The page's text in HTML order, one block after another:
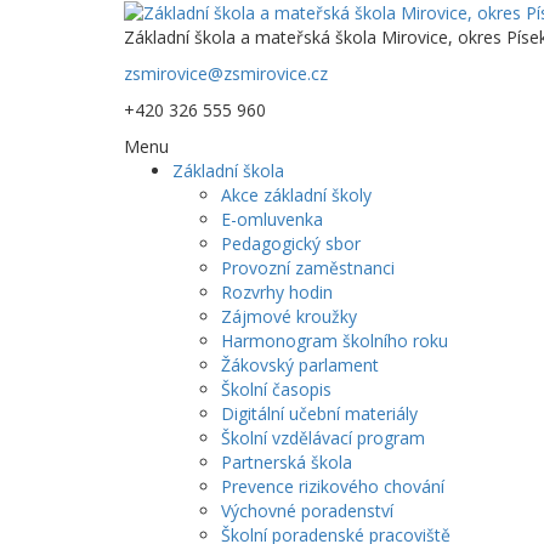
Základní škola a mateřská škola Mirovice, okres
zsmirovice@zsmirovice.cz
+420 326 555 960
Menu
Základní škola
Akce základní školy
E-omluvenka
Pedagogický sbor
Provozní zaměstnanci
Rozvrhy hodin
Zájmové kroužky
Harmonogram školního roku
Žákovský parlament
Školní časopis
Digitální učební materiály
Školní vzdělávací program
Partnerská škola
Prevence rizikového chování
Výchovné poradenství
Školní poradenské pracoviště